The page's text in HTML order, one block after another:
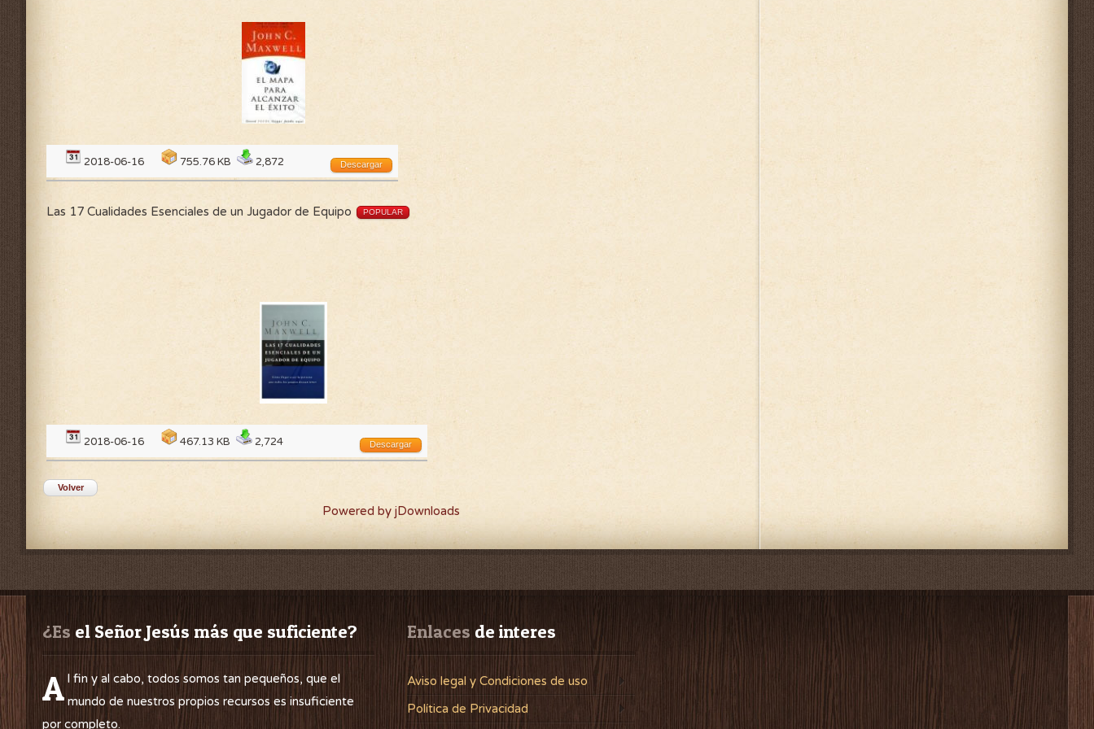
2018-06-16 755.76 KB 2,872 Descargar
Las 17 Cualidades Esenciales de un Jugador de Equipo POPULAR
2018-06-16 467.13 KB 2,724 Descargar
Volver
Powered by jDownloads
¿Es el Señor Jesús más que suficiente?
A l fin y al cabo, todos somos tan pequeños, que el
mundo de nuestros propios recursos es insuficiente
por completo.
Enlaces de interes
Aviso legal y Condiciones de uso
Política de Privacidad